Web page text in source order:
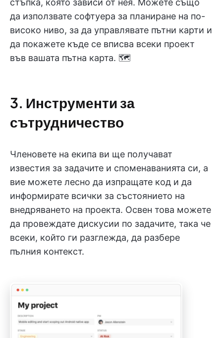
да използвате софтуера за планиране на по-
високо ниво, за да управлявате пътни карти и
да покажете къде се вписва всеки проект
във вашата пътна карта. 🗺️
3. Инструменти за
сътрудничество
Членовете на екипа ви ще получават
известия за задачите и споменаванията си, а
вие можете лесно да изпращате код и да
информирате всички за състоянието на
внедряването на проекта. Освен това можете
да провеждате дискусии по задачите, така че
всеки, който ги разглежда, да разбере
пълния контекст.